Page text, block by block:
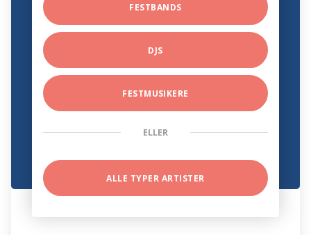
FESTBANDS
DJS
FESTMUSIKERE
ELLER
ALLE TYPER ARTISTER